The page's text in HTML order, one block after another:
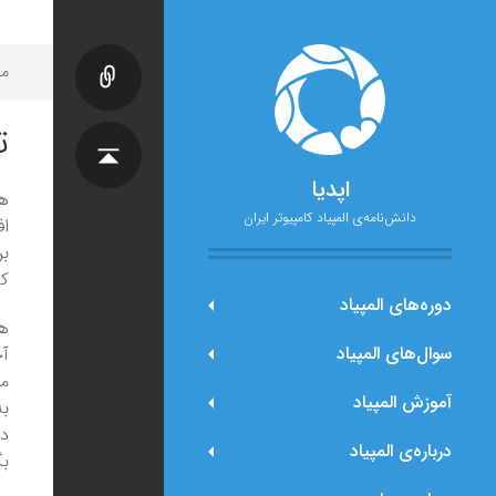
اپدیا
دانش‌نامه‌ی المپیاد کامپیوتر ایران
دوره‌های المپیاد
سوال‌های المپیاد
آموزش المپیاد
درباره‌ی المپیاد